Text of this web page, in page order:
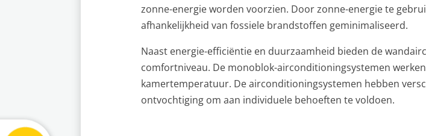
zonne-energie worden voorzien. Door zonne-energie te
afhankelijkheid van fossiele brandstoffen geminimaliseerd.
Naast energie-efficiëntie en duurzaamheid bieden de
comfortniveau. De monoblok-airconditioningsystemen
kamertemperatuur. De airconditioningsystemen hebben
ontvochtiging om aan individuele behoeften te voldoen.